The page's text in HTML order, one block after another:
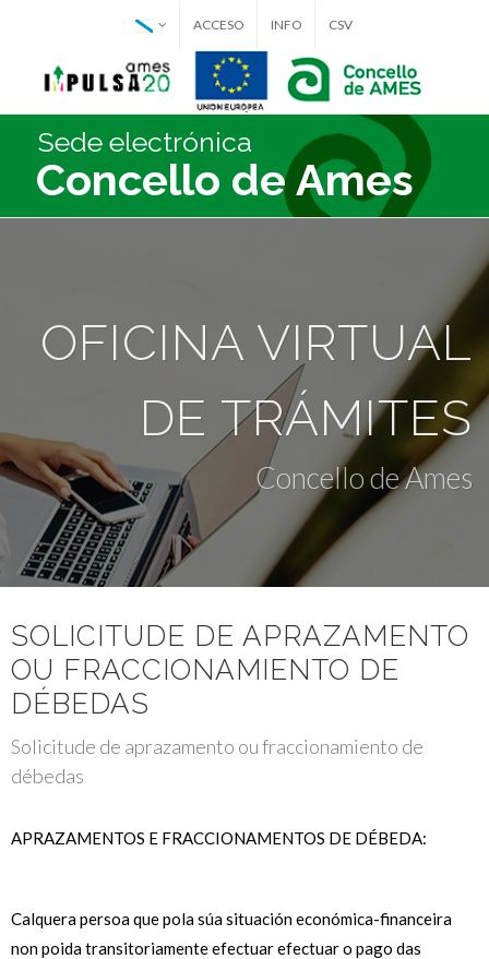
ACCESO INFO CSV
Sede electrónica
Concello de Ames
OFICINA VIRTUAL
DE TRÁMITES
Concello de Ames
SOLICITUDE DE APRAZAMENTO
OU FRACCIONAMIENTO DE
DÉBEDAS
Solicitude de aprazamento ou fraccionamiento de
débedas
APRAZAMENTOS E FRACCIONAMENTOS DE DÉBEDA:
Calquera persoa que pola súa situación económica-financeira
non poida transitoriamente efectuar efectuar o pago das